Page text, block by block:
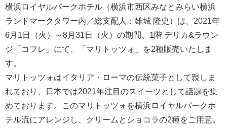
横浜ロイヤルパークホテル（横浜市西区みなとみらい横浜
ランドマークタワー内／総支配人：雄城 隆史）は、2021年
6月1日（火）～8月31日（火）の期間、1階 デリカ&ラウン
ジ「コフレ」にて、「マリトッツォ」を2種販売いたしま
す。
マリトッツォはイタリア・ローマの伝統菓子として親しま
れており、日本では2021年注目のスイーツとして話題を集
めております。このマリトッツォを横浜ロイヤルパークホ
テル流にアレンジし、クリームとショコラの2種をご用意。